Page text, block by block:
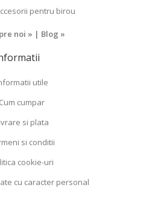
pentru birou
noi » | Blog »
utile
Cum cumpar
si plata
si conditii
cookie-uri
cu caracter personal